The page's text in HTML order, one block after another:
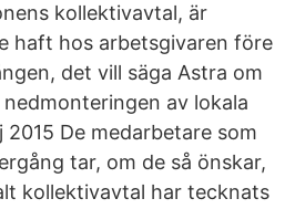
kollektivavtal, är
haft hos arbetsgivaren före
det vill säga Astra om
av lokala
De medarbetare som
tar, om de så önskar,
kollektivavtal har tecknats